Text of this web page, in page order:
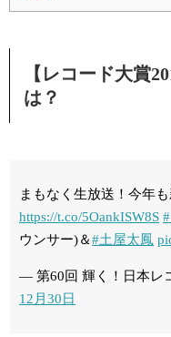
【レコード大賞
は？
まもなく生放送！今年
https://t.co/5OankISW8S
ウンサー)＆#土屋太鳳
— 第60回 輝く！日本レ
12月30日